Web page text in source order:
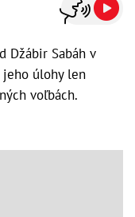
Džábir Sabáh v
úlohy len
voľbách.